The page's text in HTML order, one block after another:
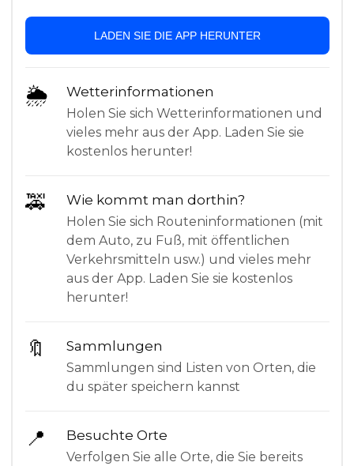
LADEN SIE DIE APP HERUNTER
🌦 Wetterinformationen
Holen Sie sich Wetterinformationen und
vieles mehr aus der App. Laden Sie sie
kostenlos herunter!
🚕 Wie kommt man dorthin?
Holen Sie sich Routeninformationen (mit
dem Auto, zu Fuß, mit öffentlichen
Verkehrsmitteln usw.) und vieles mehr
aus der App. Laden Sie sie kostenlos
herunter!
🔖 Sammlungen
Sammlungen sind Listen von Orten, die
du später speichern kannst
📍 Besuchte Orte
Verfolgen Sie alle Orte, die Sie bereits